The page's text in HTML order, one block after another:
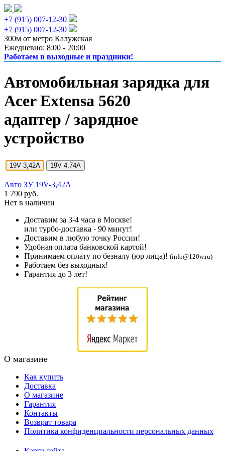
+7 (915) 007-12-30
+7 (915) 007-12-30
300м от метро Калужская
Ежедневно: 8:00 - 20:00
Работаем в выходные и праздники!
Автомобильная зарядка для
Acer Extensa 5620
адаптер / зарядное
устройство
19V 3,42A 19V 4,74A
Авто ЗУ 19V-3,42A
1 790 руб.
Нет в наличии
Доставим за 3-4 часа в Москве!
или турбо-доставка - 90 минут!
Доставим в любую точку России!
Удобная оплата банковской картой!
Принимаем оплату по безналу (юр лица)! (info@120w.ru)
Работаем без выходных!
Гарантия до 3 лет!
О магазине
Как купить
Доставка
О магазине
Гарантия
Контакты
Возврат товара
Политика конфиденциальности персональных данных